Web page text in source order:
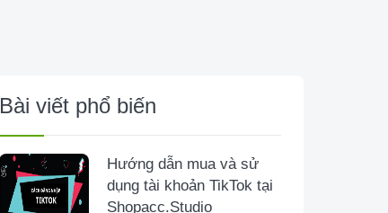
Bài viết phổ biến
Hướng dẫn mua và sử
dụng tài khoản TikTok tại
Shopacc.Studio